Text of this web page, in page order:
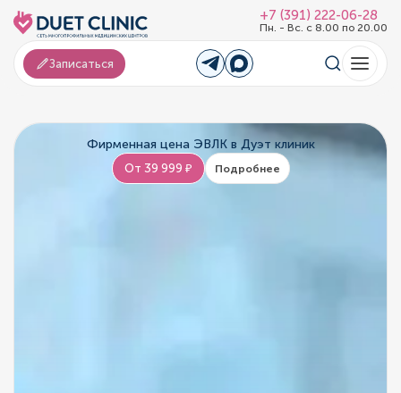
+7 (391) 222-06-28
Пн. - Вс. с 8.00 по 20.00
Записаться
Фирменная цена ЭВЛК в Дуэт клиник
От 39 999 ₽ Подробнее